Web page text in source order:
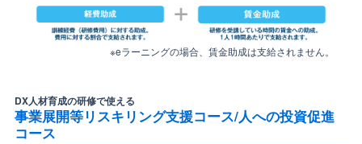
※eラーニングの場合、賃金助成は支給されません。
DX人材育成の研修で使える
事業展開等リスキリング支援コース/人への投資促進
コース